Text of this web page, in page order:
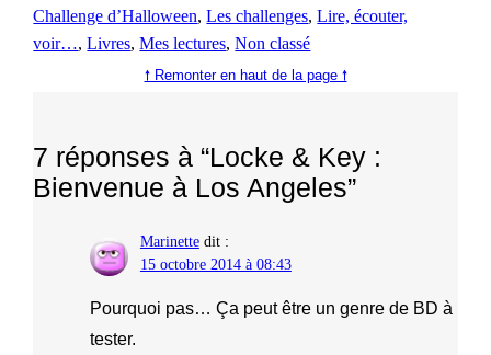
Challenge d’Halloween, Les challenges, Lire, écouter,
voir…, Livres, Mes lectures, Non classé
🠕 Remonter en haut de la page 🠕
7 réponses à “Locke & Key :
Bienvenue à Los Angeles”
Marinette dit :
15 octobre 2014 à 08:43
Pourquoi pas… Ça peut être un genre de BD à
tester.